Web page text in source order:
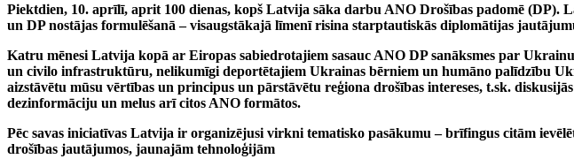
Piektdien, 10. aprīlī, aprit 100 dienas, kopš Latvija sāka darbu ANO Drošības padomē (DP).
un DP nostājas formulēšanā –visaugstākajā līmenī risina starptautiskās diplomātijas
Katru mēnesi Latvija kopā ar Eiropas sabiedrotajiem sasauc ANO DP sanāksmes par
un civilo infrastruktūru, nelikumīgi deportētajiem Ukrainas bērniem un humāno palīdzību
aizstāvētu mūsu vērtības un principus un pārstāvētu reģiona drošības intereses, t.sk.
dezinformāciju un melus arī citos ANO formātos.
Pēc savas iniciatīvas Latvija ir organizējusi virkni tematisko pasākumu – brīfingus citām
drošības jautājumos, jaunajām tehnoloģijām